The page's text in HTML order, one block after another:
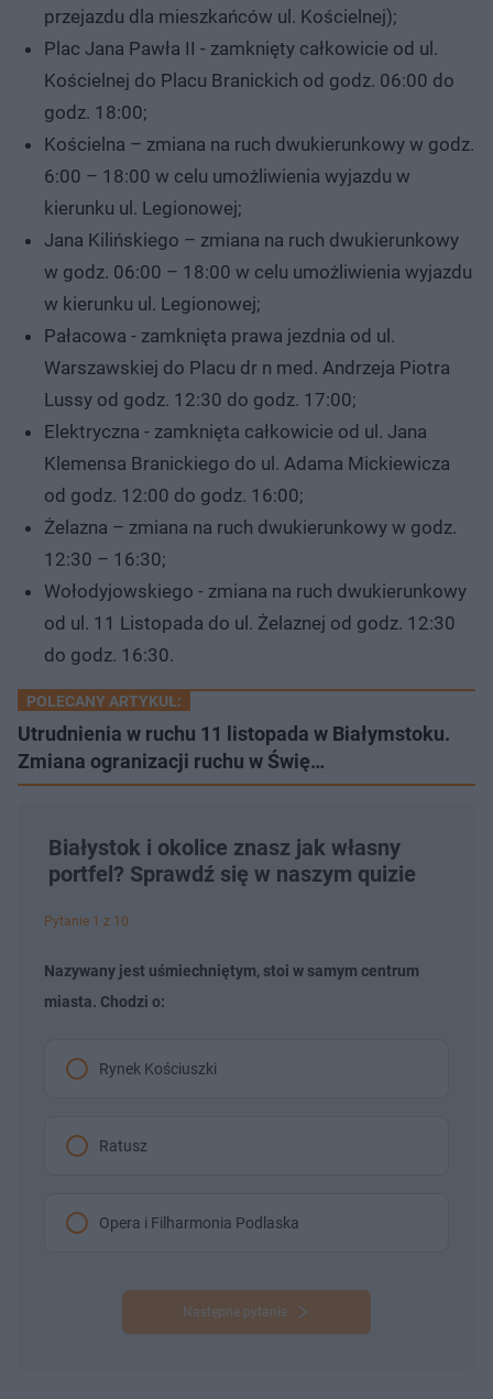
przejazdu dla mieszkańców ul. Kościelnej);
Plac Jana Pawła II - zamknięty całkowicie od ul.
Kościelnej do Placu Branickich od godz. 06:00 do
godz. 18:00;
Kościelna – zmiana na ruch dwukierunkowy w godz.
6:00 – 18:00 w celu umożliwienia wyjazdu w
kierunku ul. Legionowej;
Jana Kilińskiego – zmiana na ruch dwukierunkowy
w godz. 06:00 – 18:00 w celu umożliwienia wyjazdu
w kierunku ul. Legionowej;
Pałacowa - zamknięta prawa jezdnia od ul.
Warszawskiej do Placu dr n med. Andrzeja Piotra
Lussy od godz. 12:30 do godz. 17:00;
Elektryczna - zamknięta całkowicie od ul. Jana
Klemensa Branickiego do ul. Adama Mickiewicza
od godz. 12:00 do godz. 16:00;
Żelazna – zmiana na ruch dwukierunkowy w godz.
12:30 – 16:30;
Wołodyjowskiego - zmiana na ruch dwukierunkowy
od ul. 11 Listopada do ul. Żelaznej od godz. 12:30
do godz. 16:30.
POLECANY ARTYKUŁ:
Utrudnienia w ruchu 11 listopada w Białymstoku.
Zmiana ogranizacji ruchu w Świę…
Białystok i okolice znasz jak własny
portfel? Sprawdź się w naszym quizie
Pytanie 1 z 10
Nazywany jest uśmiechniętym, stoi w samym centrum
miasta. Chodzi o:
Rynek Kościuszki
Ratusz
Opera i Filharmonia Podlaska
Następne pytanie